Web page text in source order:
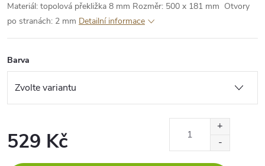
Materiál: topolová překližka 8 mm Rozměr: 500 x 181 mm Otvory
po stranách: 2 mm Detailní informace
Barva
529 Kč